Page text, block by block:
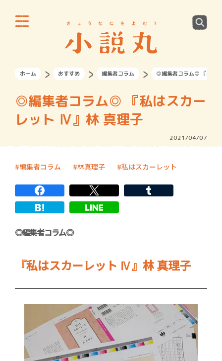
ホーム おすすめ 編集者コラム ◎編集者コラム◎ 『私は
◎編集者コラム◎ 『私はスカー
レット Ⅳ』林 真理子
2021/04/07
編集者コラム 林真理子 私はスカーレット
◎編集者コラム◎
『私はスカーレット Ⅳ』林 真理子